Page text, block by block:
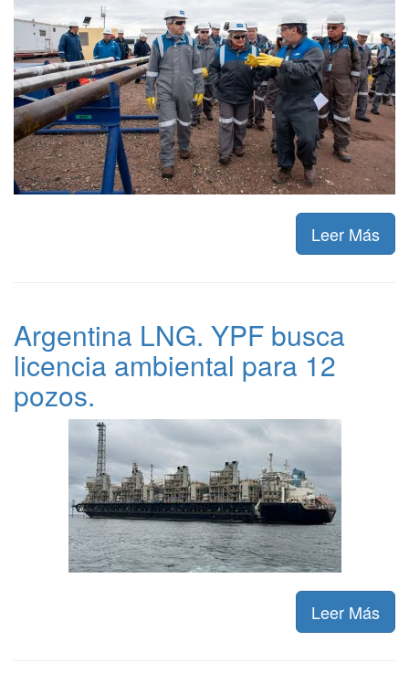
Leer Más
Argentina LNG. YPF busca
licencia ambiental para 12
pozos.
Leer Más